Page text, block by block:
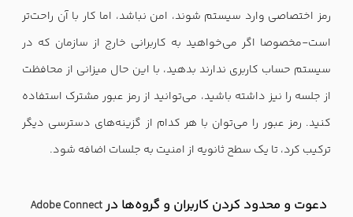
رمز اختصاصی وارد سیستم شوند، امن نباشد، اما کار با آن راحت‌تر
است-مخصوصا اگر می‌خواهید به کاربرانی خارج از سازمان که در
سیستم حساب کاربری ندارند بدهید، با این حال میزانی از محافظت
از جلسه را نیز داشته باشید، می‌توانید از رمز عبور مشترک استفاده
کنید. رمز عبور را می‌توان با هر کدام از گزینه‌های دسترسی دیگر
ترکیب کرد، تا یک سطح ثانویه از امنیت به جلسات اضافه شود.
دعوت و محدود کردن کاربران و گروه‌ها درAdobe Connect